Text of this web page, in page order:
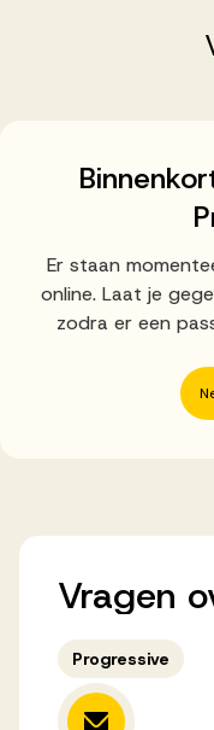
Vervulde
Werken bij AV
Er staan
online. Laat je
zodra er een
Vragen
Progressive